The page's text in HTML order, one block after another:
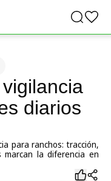
diarios
para ranchos: tracción,
la diferencia en